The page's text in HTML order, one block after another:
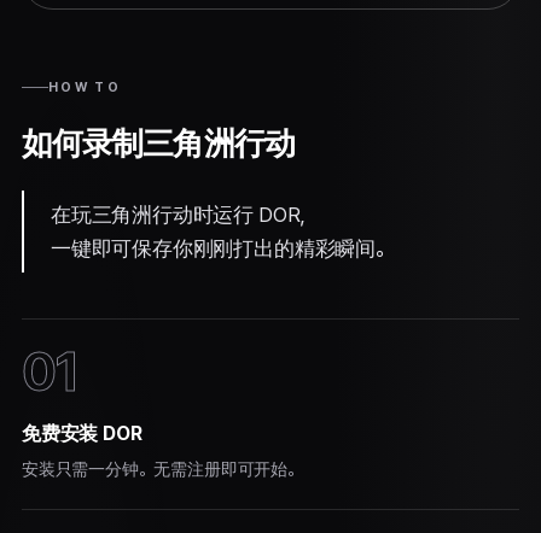
HOW TO
如何录制三角洲行动
在玩三角洲行动时运行 DOR，
一键即可保存你刚刚打出的精彩瞬间。
01
免费安装 DOR
安装只需一分钟。无需注册即可开始。